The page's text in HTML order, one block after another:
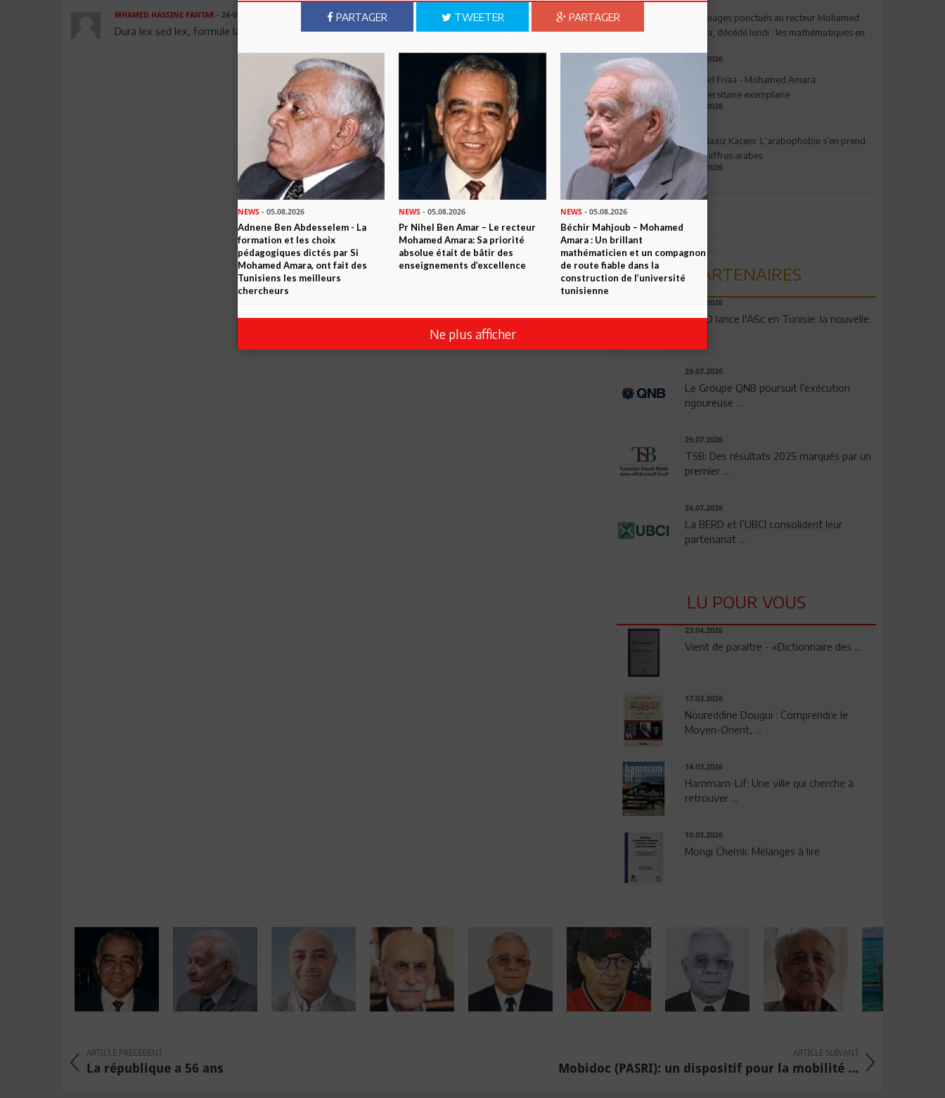
MHAMED HASSINE FANTAR- 24-07-2013 20:28
Dura lex sed lex, formule latine pour dire que la loi est mais c'et la loi.
Hommages ponctués au recteur Mohamed
Amara, décédé lundi : les mathématiques en
03.08.2026
Ahmed Friaa - Mohamed Amara:
l’Universitaire exemplaire
04.08.2026
Abdelaziz Kacem: L’arabophobie s’en prend
aux chiffres arabes
09.07.2026
PARTENAIRES
04.08.2026
OPPO lance l'A6c en Tunisie: la nouvelle
29.07.2026
Le Groupe QNB poursuit l’exécution
rigoureuse ...
29.07.2026
TSB: Des résultats 2025 marqués par un
premier ...
24.07.2026
La BERD et l’UBCI consolident leur
partenariat ...
LU POUR VOUS
23.04.2026
Vient de paraître - «Dictionnaire des ...
17.03.2026
Noureddine Dougui : Comprendre le
Moyen-Orient, ...
14.03.2026
Hammam-Lif: Une ville qui cherche à
retrouver ...
10.03.2026
Mongi Chemli: Mélanges à lire
ARTICLE PRÉCÉDENT
La république a 56 ans
ARTICLE SUIVANT
Mobidoc (PASRI): un dispositif pour la mobilité ...
PARTAGER TWEETER PARTAGER
NEWS - 05.08.2026
Adnene Ben Abdesselem - La
formation et les choix
pédagogiques dictés par Si
Mohamed Amara, ont fait des
Tunisiens les meilleurs
chercheurs
NEWS - 05.08.2026
Pr Nihel Ben Amar – Le recteur
Mohamed Amara: Sa priorité
absolue était de bâtir des
enseignements d’excellence
NEWS- 05.08.2026
Béchir Mahjoub – Mohamed
Amara : Un brillant
mathématicien et un compagnon
de route fiable dans la
construction de l’université
tunisienne
Ne plus afficher